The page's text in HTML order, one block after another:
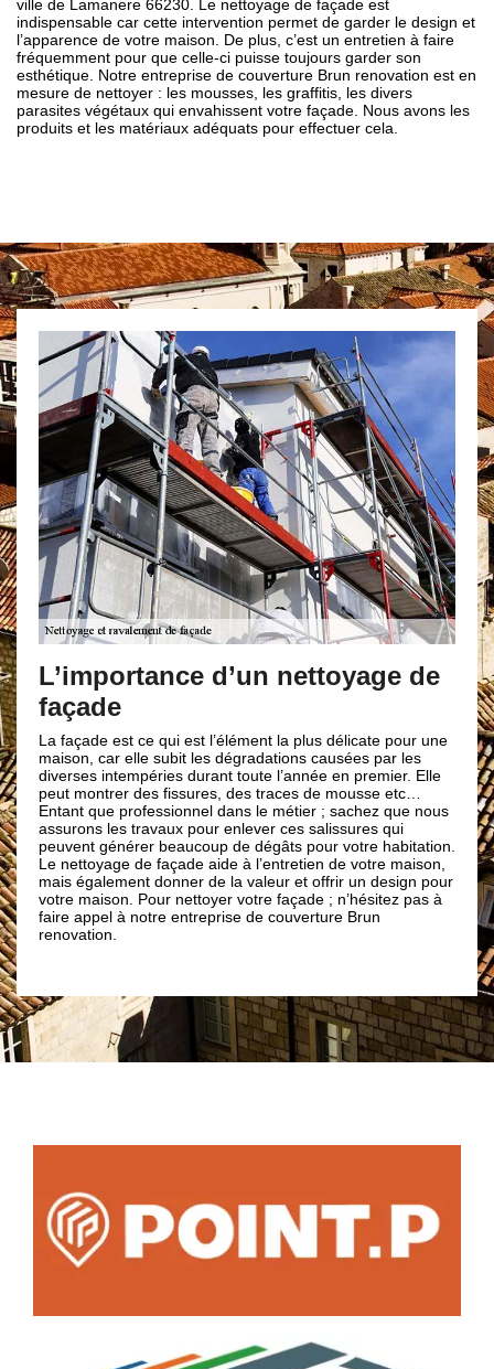
ville de Lamanere 66230. Le nettoyage de façade est
indispensable car cette intervention permet de garder le design et
l’apparence de votre maison. De plus, c’est un entretien à faire
fréquemment pour que celle-ci puisse toujours garder son
esthétique. Notre entreprise de couverture Brun renovation est en
mesure de nettoyer : les mousses, les graffitis, les divers
parasites végétaux qui envahissent votre façade. Nous avons les
produits et les matériaux adéquats pour effectuer cela.
d’un nettoyage de
ce qui est l’élément la plus délicate pour une
elle subit les dégradations causées par les
durant toute l’année en premier. Elle
des fissures, des traces de mousse etc…
professionnel dans le métier ; sachez que nous
travaux pour enlever ces salissures qui
beaucoup de dégâts pour votre habitation.
de façade aide à l’entretien de votre maison,
donner de la valeur et offrir un design pour
Pour nettoyer votre façade ; n’hésitez pas à
à notre entreprise de couverture Brun
Brun
travaux de
Notre entreprise
de chercher et de
que nous puissions
toutes
disposition des
et aptes à vous
façade dans les
convenance et
couverture Brun
pour tous vos
à Lamanere 66230.